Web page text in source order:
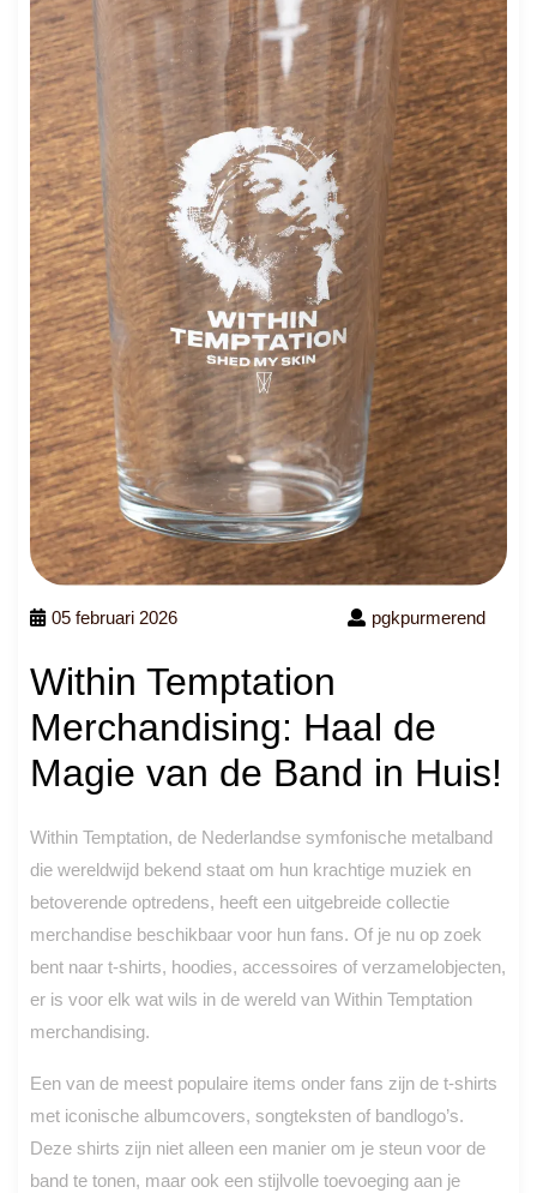
05 februari 2026 pgkpurmerend
Within Temptation
Merchandising: Haal de
Magie van de Band in Huis!
Within Temptation, de Nederlandse symfonische metalband
die wereldwijd bekend staat om hun krachtige muziek en
betoverende optredens, heeft een uitgebreide collectie
merchandise beschikbaar voor hun fans. Of je nu op zoek
bent naar t-shirts, hoodies, accessoires of verzamelobjecten,
er is voor elk wat wils in de wereld van Within Temptation
merchandising.
Een van de meest populaire items onder fans zijn de t-shirts
met iconische albumcovers, songteksten of bandlogo’s.
Deze shirts zijn niet alleen een manier om je steun voor de
band te tonen, maar ook een stijlvolle toevoeging aan je